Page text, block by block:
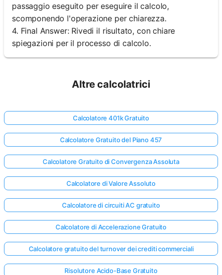
passaggio eseguito per eseguire il calcolo,
scomponendo l'operazione per chiarezza.
4. Final Answer: Rivedi il risultato, con chiare
spiegazioni per il processo di calcolo.
Altre calcolatrici
Calcolatore 401k Gratuito
Calcolatore Gratuito del Piano 457
Calcolatore Gratuito di Convergenza Assoluta
Calcolatore di Valore Assoluto
Calcolatore di circuiti AC gratuito
Calcolatore di Accelerazione Gratuito
Calcolatore gratuito del turnover dei crediti commerciali
Risolutore Acido-Base Gratuito